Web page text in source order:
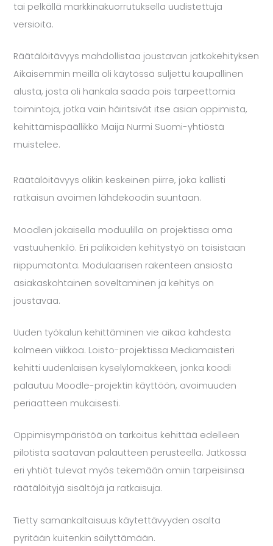
tai pelkällä markkinakuorrutuksella uudistettuja
versioita.
Räätälöitävyys mahdollistaa joustavan jatkokehityksen
Aikaisemmin meillä oli käytössä suljettu kaupallinen
alusta, josta oli hankala saada pois tarpeettomia
toimintoja, jotka vain häiritsivät itse asian oppimista,
kehittämispäällikkö Maija Nurmi Suomi-yhtiöstä
muistelee.
Räätälöitävyys olikin keskeinen piirre, joka kallisti
ratkaisun avoimen lähdekoodin suuntaan.
Moodlen jokaisella moduulilla on projektissa oma
vastuuhenkilö. Eri palikoiden kehitystyö on toisistaan
riippumatonta. Modulaarisen rakenteen ansiosta
asiakaskohtainen soveltaminen ja kehitys on
joustavaa.
Uuden työkalun kehittäminen vie aikaa kahdesta
kolmeen viikkoa. Loisto-projektissa Mediamaisteri
kehitti uudenlaisen kyselylomakkeen, jonka koodi
palautuu Moodle-projektin käyttöön, avoimuuden
periaatteen mukaisesti.
Oppimisympäristöä on tarkoitus kehittää edelleen
pilotista saatavan palautteen perusteella. Jatkossa
eri yhtiöt tulevat myös tekemään omiin tarpeisiinsa
räätälöityjä sisältöjä ja ratkaisuja.
Tietty samankaltaisuus käytettävyyden osalta
pyritään kuitenkin säilyttämään.